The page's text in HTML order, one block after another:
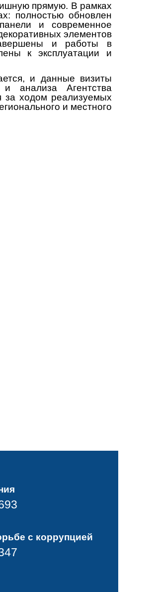
прямую. В рамках
полностью обновлен
и современное
элементов
и работы в
к эксплуатации и
и данные визиты
анализа Агентства
за ходом реализуемых
и местного
с коррупцией